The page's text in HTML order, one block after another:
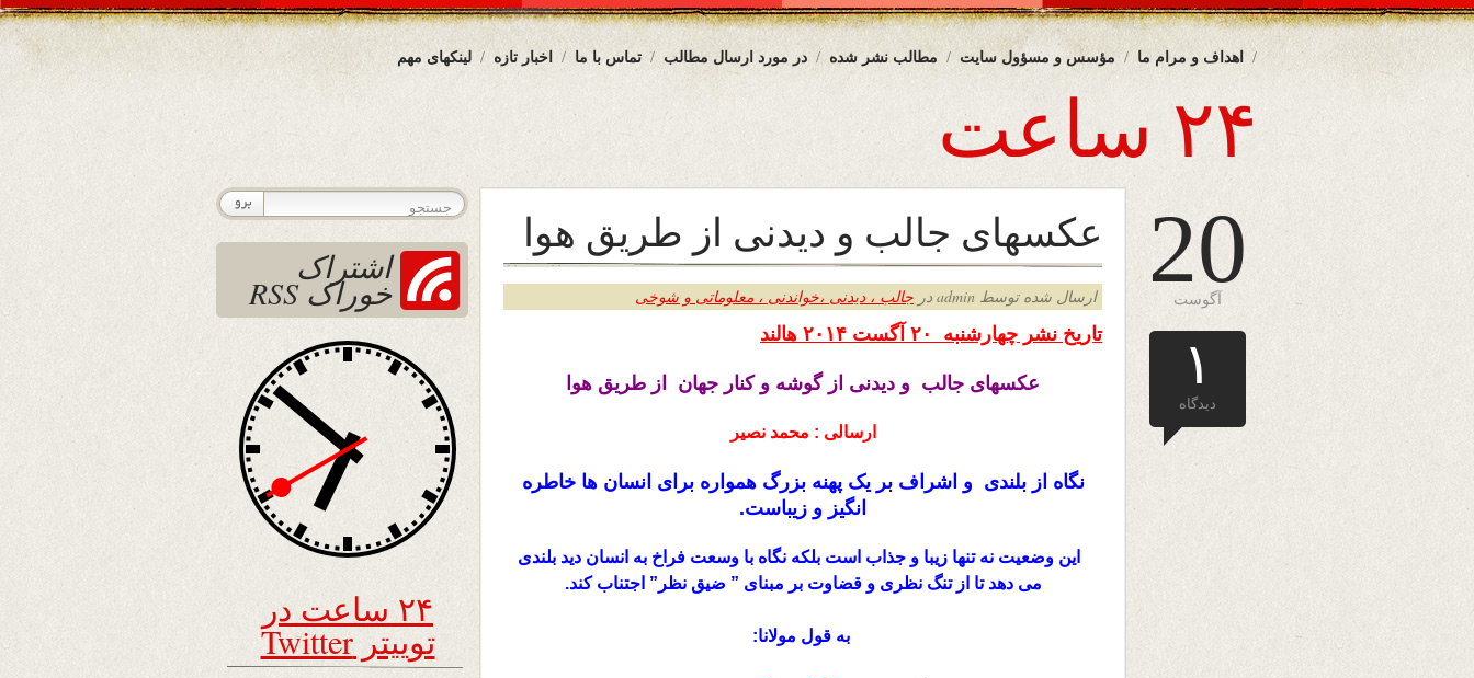
لینکهای مهم اخبار تازه تماس با ما در مورد ارسال مطالب مطالب نشر شده مؤسس و مسؤول سایت اهداف و مرام ما
۲۴ ساعت
20
آگوست
۱
دیدگاه
عکسهای جالب و دیدنی از طریق هوا
ارسال شده توسط admin در جالب ، دیدنی ،خواندنی ، معلوماتی و شوخی
تاریخ نشر چهارشنبه ۲۰ آگست ۲۰۱۴ هالند
عکسهای جالب و دیدنی از گوشه و کنار جهان از طریق هوا
ارسالی : محمد نصیر
نگاه از بلندی و اشراف بر یک پهنه بزرگ همواره برای انسان ها خاطره
انگیز و زیباست.
این وضعیت نه تنها زیبا و جذاب است بلکه نگاه با وسعت فراخ به انسان دید بلندی
می دهد تا از تنگ نظری و قضاوت بر مبنای ” ضیق نظر” اجتناب کند.
به قول مولانا:
اشتراک
خوراک RSS
۲۴ ساعت در
توییتر Twitter